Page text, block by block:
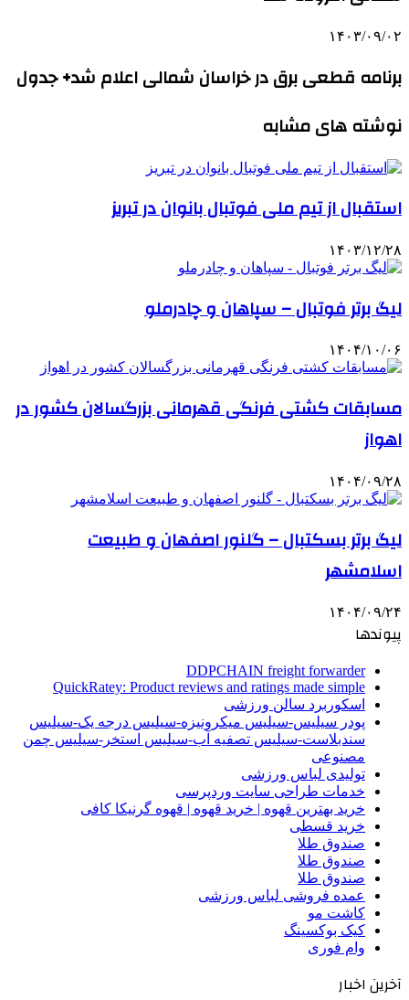
۱۴۰۳/۰۹/۰۲
برنامه قطعی برق در خراسان شمالی اعلام شد+ جدول
نوشته های مشابه
استقبال از تیم ملی فوتبال بانوان در تبریز
۱۴۰۳/۱۲/۲۸
لیگ برتر فوتبال – سپاهان و چادرملو
۱۴۰۴/۱۰/۰۶
مسابقات کشتی فرنگی قهرمانی بزرگسالان کشور در
اهواز
۱۴۰۴/۰۹/۲۸
لیگ برتر بسکتبال – گلنور اصفهان و طبیعت
اسلامشهر
۱۴۰۴/۰۹/۲۴
پیوندها
DDPCHAIN freight forwarder
QuickRatey: Product reviews and ratings made simple
اسکوربرد سالن ورزشی
پودر سیلیس-سیلیس میکرونیزه-سیلیس درجه یک-سیلیس
سندبلاست-سیلیس تصفیه آب-سیلیس استخر-سیلیس چمن
مصنوعی
تولیدی لباس ورزشی
خدمات طراحی سایت وردپرسی
خرید بهترین قهوه | خرید قهوه | قهوه گرنیکا کافی
خرید قسطی
صندوق طلا
صندوق طلا
صندوق طلا
عمده فروشی لباس ورزشی
کاشت مو
کیک بوکسینگ
وام فوری
آخرین اخبار